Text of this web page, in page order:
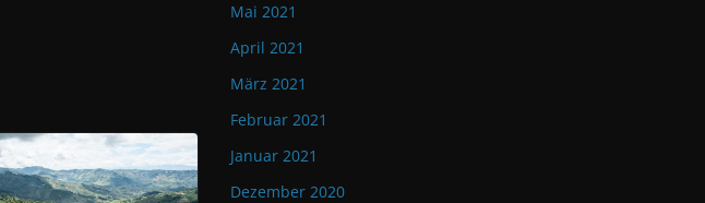
Mai 2021
April 2021
März 2021
Februar 2021
Januar 2021
Dezember 2020